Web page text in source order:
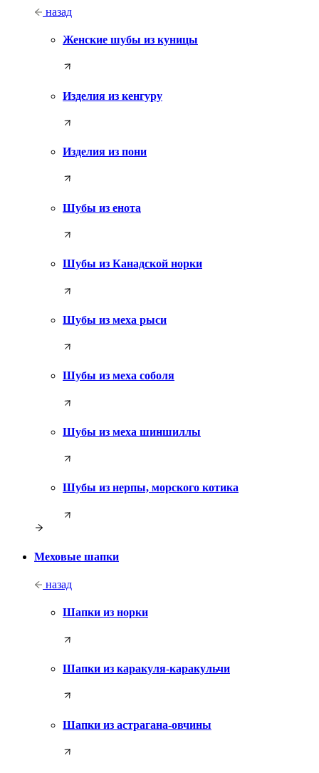
назад
Женские шубы из куницы
Изделия из кенгуру
Изделия из пони
Шубы из енота
Шубы из Канадской норки
Шубы из меха рыси
Шубы из меха соболя
Шубы из меха шиншиллы
Шубы из нерпы, морского котика
Меховые шапки
назад
Шапки из норки
Шапки из каракуля-каракульчи
Шапки из астрагана-овчины